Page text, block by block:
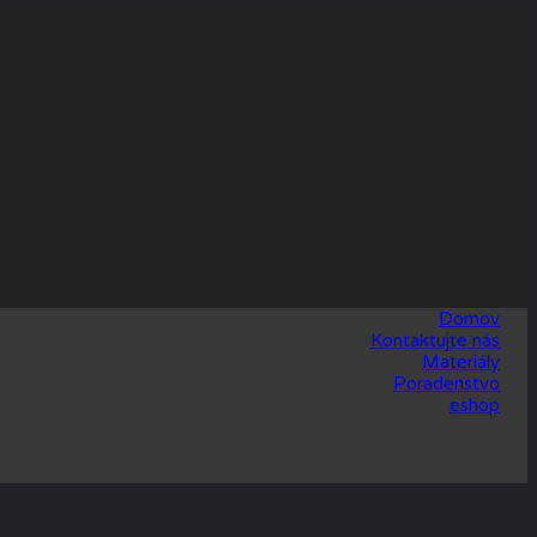
Domov
Kontaktujte nás
Materiály
Poradenstvo
eshop